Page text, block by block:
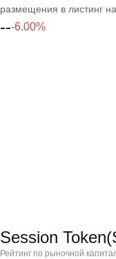
размещения в листинг
---6.00%
Session
Рейтинг по рыночной